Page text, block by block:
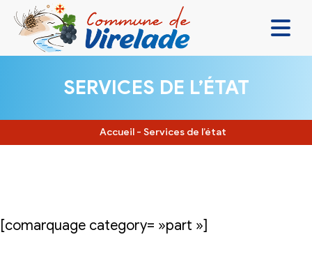
VIVRE ENSEMBLE
SE DIVERTIR
SERVICES DE L’ÉTAT
Accueil - Services de l’état
[comarquage category= »part »]